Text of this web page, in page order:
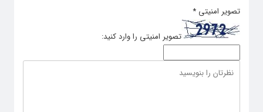
تصویر امنیتی *
تصویر امنیتی را وارد کنید: